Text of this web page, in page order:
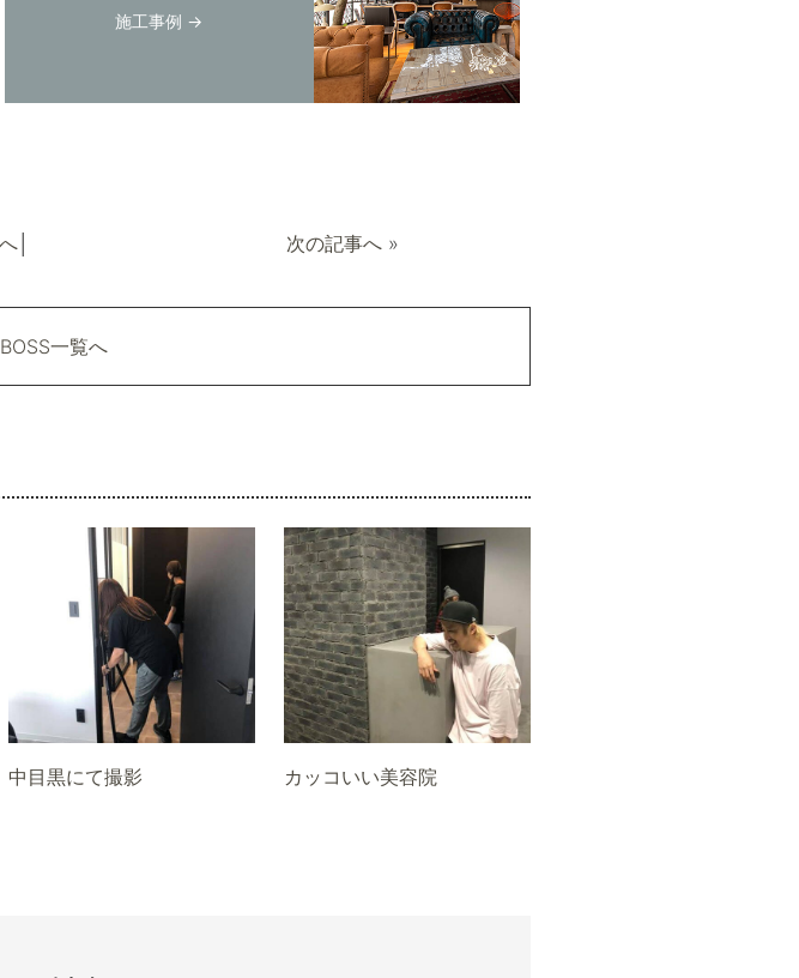
施工事例 →
│ 次の記事へ »
一覧へ
中目黒にて撮影 カッコいい美容院